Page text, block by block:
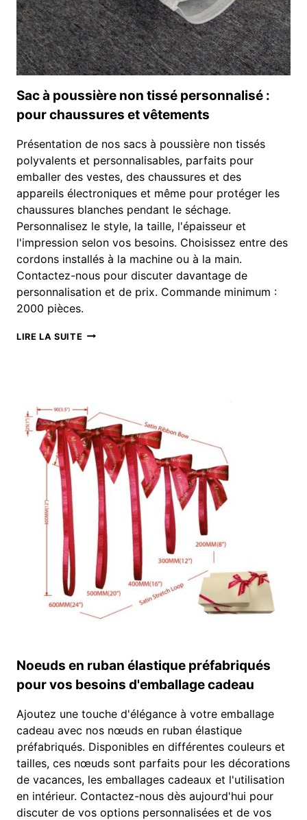
Sac à poussière non tissé personnalisé :
pour chaussures et vêtements
Présentation de nos sacs à poussière non tissés
polyvalents et personnalisables, parfaits pour
emballer des vestes, des chaussures et des
appareils électroniques et même pour protéger les
chaussures blanches pendant le séchage.
Personnalisez le style, la taille, l'épaisseur et
l'impression selon vos besoins. Choisissez entre des
cordons installés à la machine ou à la main.
Contactez-nous pour discuter davantage de
personnalisation et de prix. Commande minimum :
2000 pièces.
LIRE LA SUITE SAC
:
POUR
CHAUSSURES
ET
VÊTEMENTS
Noeuds en ruban élastique préfabriqués
pour vos besoins d'emballage cadeau
Ajoutez une touche d'élégance à votre emballage
cadeau avec nos nœuds en ruban élastique
préfabriqués. Disponibles en différentes couleurs et
tailles, ces nœuds sont parfaits pour les décorations
de vacances, les emballages cadeaux et l'utilisation
en intérieur. Contactez-nous dès aujourd'hui pour
discuter de vos options personnalisées et de vos